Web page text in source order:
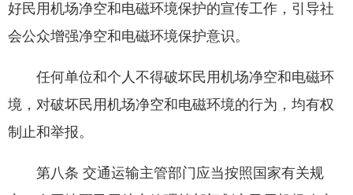
好民用机场净空和电磁环境保护的宣传工作，引导社
会公众增强净空和电磁环境保护意识。
任何单位和个人不得破坏民用机场净空和电磁环
境，对破坏民用机场净空和电磁环境的行为，均有权
制止和举报。
第八条 交通运输主管部门应当按照国家有关规